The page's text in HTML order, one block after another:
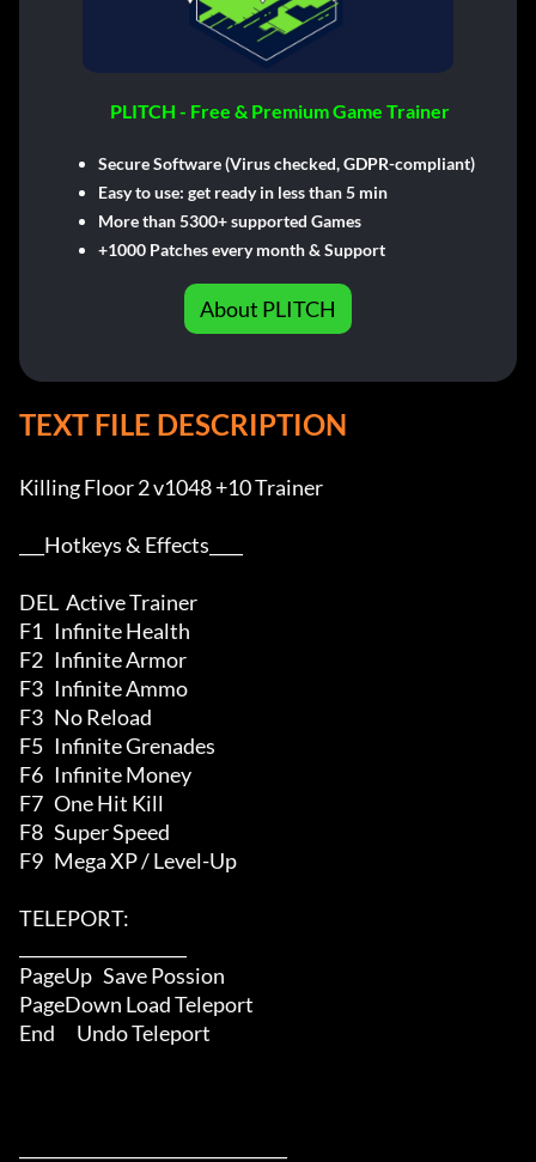
PLITCH - Free & Premium Game Trainer
Secure Software (Virus checked, GDPR-compliant)
Easy to use: get ready in less than 5 min
More than 5300+ supported Games
+1000 Patches every month & Support
About PLITCH
TEXT FILE DESCRIPTION
Killing Floor 2 v1048 +10 Trainer
___Hotkeys & Effects____
DEL  Active Trainer
F1   Infinite Health
F2   Infinite Armor
F3   Infinite Ammo
F3   No Reload
F5   Infinite Grenades
F6   Infinite Money
F7   One Hit Kill
F8   Super Speed
F9   Mega XP / Level-Up
TELEPORT:
PageUp   Save Possion
PageDown Load Teleport
End      Undo Teleport